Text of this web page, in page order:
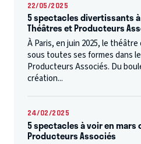
22/05/2025
5 spectacles divertissants
Théâtres et Producteurs
À Paris, en juin 2025, le
sous toutes ses formes dans
Producteurs Associés. Du
création...
24/02/2025
5 spectacles à voir en mars
Producteurs Associés